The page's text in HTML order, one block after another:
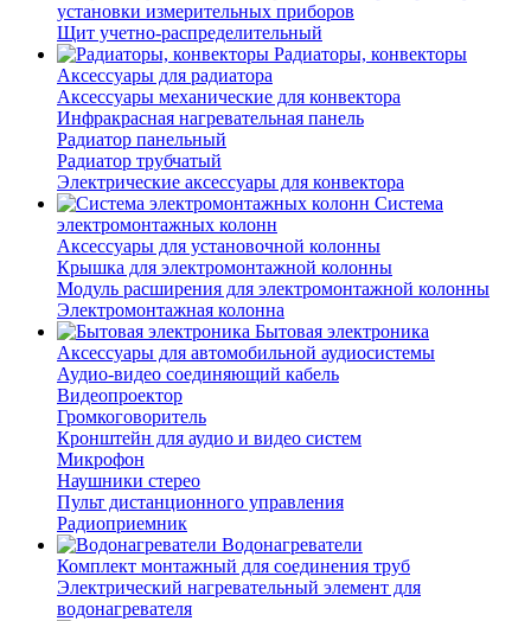
установки измерительных приборов
Щит учетно-распределительный
Радиаторы, конвекторы
Аксессуары для радиатора
Аксессуары механические для конвектора
Инфракрасная нагревательная панель
Радиатор панельный
Радиатор трубчатый
Электрические аксессуары для конвектора
Система
электромонтажных колонн
Аксессуары для установочной колонны
Крышка для электромонтажной колонны
Модуль расширения для электромонтажной колонны
Электромонтажная колонна
Бытовая электроника
Аксессуары для автомобильной аудиосистемы
Аудио-видео соединяющий кабель
Видеопроектор
Громкоговоритель
Кронштейн для аудио и видео систем
Микрофон
Наушники стерео
Пульт дистанционного управления
Радиоприемник
Водонагреватели
Комплект монтажный для соединения труб
Электрический нагревательный элемент для
водонагревателя